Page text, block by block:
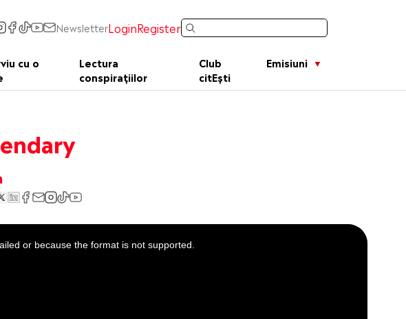
NewsletterLoginRegister
cu o
Lectura
conspirațiilor
Club
citEști
Emisiuni
or because the format is not supported.